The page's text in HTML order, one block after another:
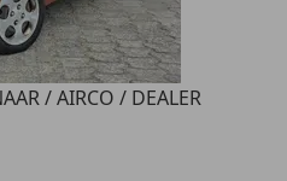
/ AIRCO / DEALER